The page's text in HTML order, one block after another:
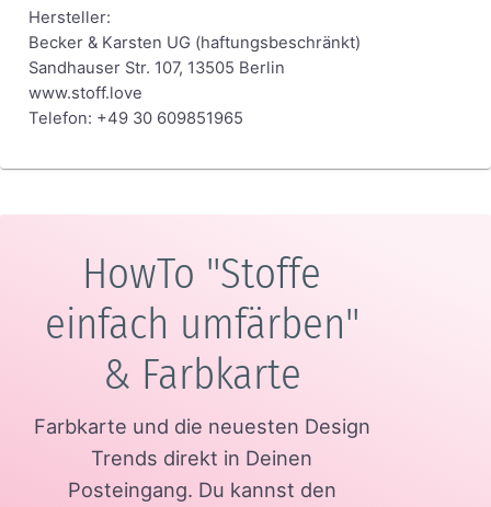
Hersteller:
Becker & Karsten UG (haftungsbeschränkt)
Sandhauser Str. 107, 13505 Berlin
www.stoff.love
Telefon: +49 30 609851965
HowTo "Stoffe
einfach umfärben"
& Farbkarte
Farbkarte und die neuesten Design
Trends direkt in Deinen
Posteingang. Du kannst den